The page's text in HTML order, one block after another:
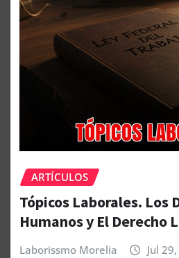
ARTÍCULOS
Tópicos Laborales. Los
Humanos y El Derecho
Laborissmo Morelia Jul